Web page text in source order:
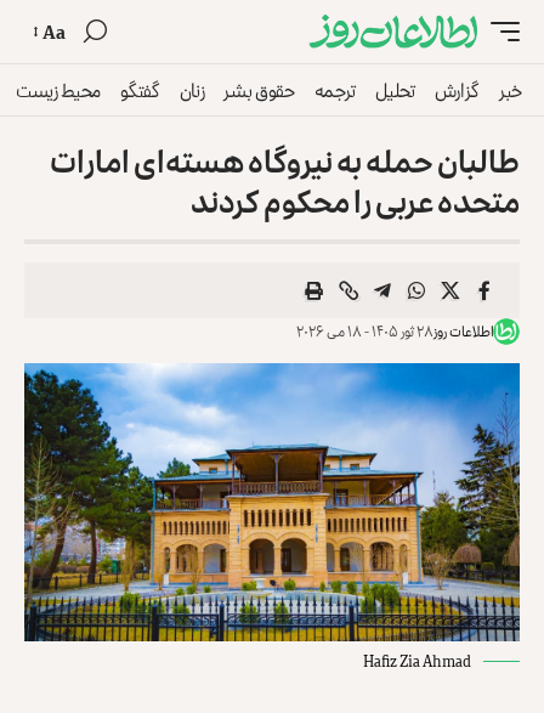
Aa
خبر گزارش تحلیل ترجمه حقوق بشر زنان گفتگو محیط زیست
طالبان حمله به نیروگاه هسته‌ای امارات
متحده عربی را محکوم کردند
اطلاعات روز۲۸ ثور ۱۴۰۵ - ۱۸ می ۲۰۲۶
Hafiz Zia Ahmad